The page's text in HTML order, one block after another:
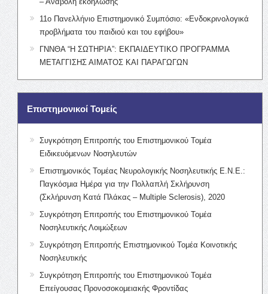
11ο Πανελλήνιο Επιστημονικό Συμπόσιο: «Ενδοκρινολογικά
προβλήματα του παιδιού και του εφήβου»
ΓΝΝΘΑ “Η ΣΩΤΗΡΙΑ”: ΕΚΠΑΙΔΕΥΤΙΚΟ ΠΡΟΓΡΑΜΜΑ
ΜΕΤΑΓΓΙΣΗΣ ΑΙΜΑΤΟΣ ΚΑΙ ΠΑΡΑΓΩΓΩΝ
Επιστημονικοί Τομείς
Συγκρότηση Επιτροπής του Επιστημονικού Τομέα
Ειδικευόμενων Νοσηλευτών
Επιστημονικός Τομέας Νευρολογικής Νοσηλευτικής Ε.Ν.Ε.:
Παγκόσμια Ημέρα για την Πολλαπλή Σκλήρυνση
(Σκλήρυνση Κατά Πλάκας – Multiple Sclerosis), 2020
Συγκρότηση Επιτροπής του Επιστημονικού Τομέα
Νοσηλευτικής Λοιμώξεων
Συγκρότηση Επιτροπής Επιστημονικού Τομέα Κοινοτικής
Νοσηλευτικής
Συγκρότηση Επιτροπής του Επιστημονικού Τομέα
Επείγουσας Προνοσοκομειακής Φροντίδας